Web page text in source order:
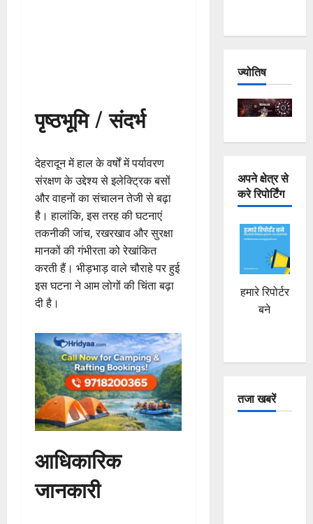
पृष्ठभूमि / संदर्भ
देहरादून में हाल के वर्षों में पर्यावरण
संरक्षण के उद्देश्य से इलेक्ट्रिक बसों
और वाहनों का संचालन तेजी से बढ़ा
है। हालांकि, इस तरह की घटनाएं
तकनीकी जांच, रखरखाव और सुरक्षा
मानकों की गंभीरता को रेखांकित
करती हैं। भीड़भाड़ वाले चौराहे पर हुई
इस घटना ने आम लोगों की चिंता बढ़ा
दी है।
आधिकारिक
जानकारी
ज्योतिष
अपने क्षेत्र से
करे रिपोर्टिंग
हमारे रिपोर्टर
बने
तजा खबरें